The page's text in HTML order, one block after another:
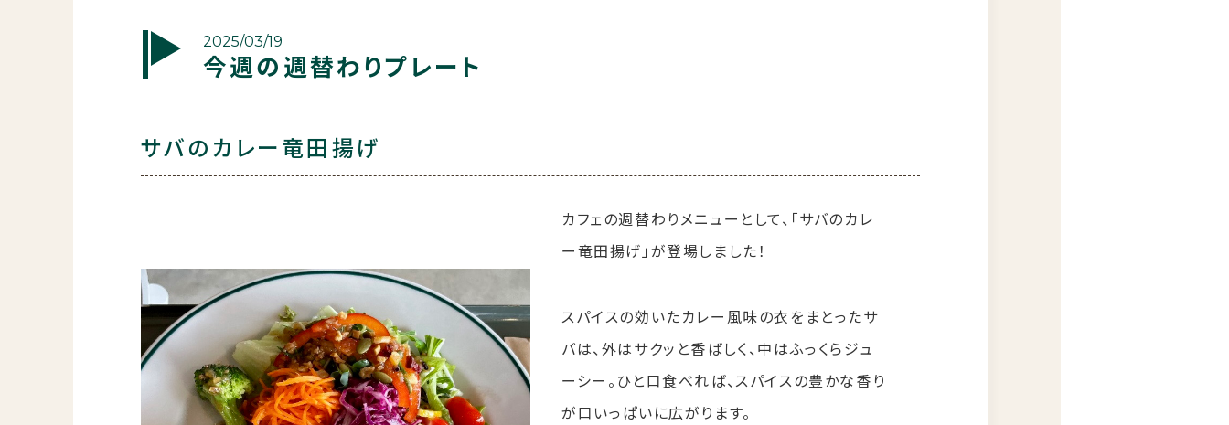
2025/03/19
今週の週替わりプレート
サバのカレー竜田揚げ
カフェの週替わりメニューとして、「サバのカレ
ー竜田揚げ」が登場しました！
スパイスの効いたカレー風味の衣をまとったサ
バは、外はサクッと香ばしく、中はふっくらジュ
ーシー。ひと口食べれば、スパイスの豊かな香り
が口いっぱいに広がります。